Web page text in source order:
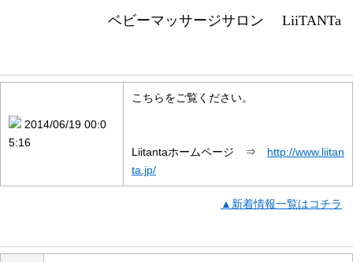
ベビーマッサージサロン LiiTANTa
2014/06/19 00:0
5:16
こちらをご覧ください。
Liitantaホームページ ⇒ http://www.liitan
ta.jp/
▲新着情報一覧はコチラ